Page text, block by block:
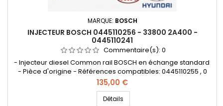
MARQUE: BOSCH
INJECTEUR BOSCH 0445110256 - 33800 2A400 -
0445110241
Commentaire(s): 0
- Injecteur diesel Common rail BOSCH en échange standard
- Pièce d'origine - Références compatibles: 0445110255 , 0
445 110 255 , 0986435152 , 0 986 435 152 , 0 445 110 256 ,
0445110241 , 0 445 110 241 , 338002A400 , 33800-2A400 , 33800
2A400 - Pour moteurs Hyundai Kia 1.5 CRDi et 1.6 CRDi
Prix
135,00 €
Détails